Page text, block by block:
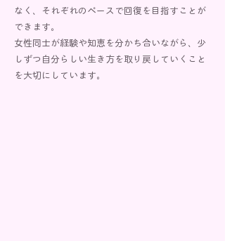
なく、それぞれのペースで回復を目指すことが
できます。
女性同士が経験や知恵を分かち合いながら、少
しずつ自分らしい生き方を取り戻していくこと
を大切にしています。